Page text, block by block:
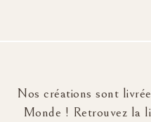
Nos créations sont
Monde ! Retrouvez la